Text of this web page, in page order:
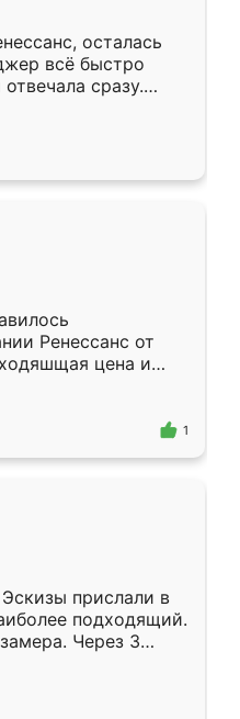
только здесь.
осталась
всё быстро
сразу.
подошёл к
Собрали
аккуратно, даже
Ренессанс от
цена и
Приехавший
самый
1
прислали в
подходящий.
Через 3
Остались
Ренессанс
работу!